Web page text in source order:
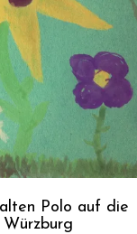
Polo auf die